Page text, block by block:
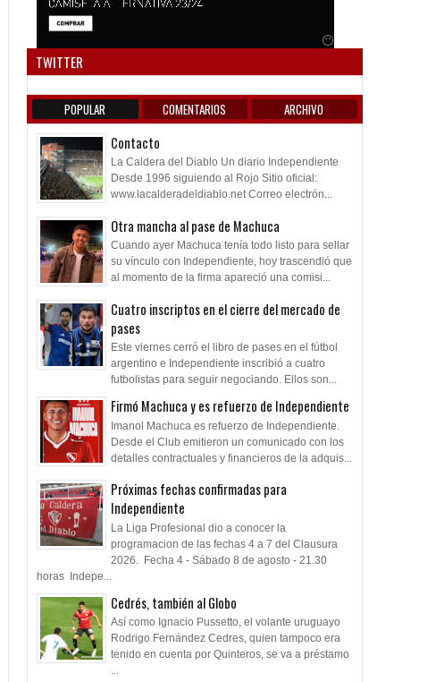
TWITTER
POPULAR COMENTARIOS ARCHIVO
Contacto
La Caldera del Diablo Un diario Independiente
Desde 1996 siguiendo al Rojo Sitio oficial:
www.lacalderadeldiablo.net Correo electrón...
Otra mancha al pase de Machuca
Cuando ayer Machuca tenía todo listo para sellar
su vínculo con Independiente, hoy trascendió que
al momento de la firma apareció una comisi...
Cuatro inscriptos en el cierre del mercado de
pases
Este viernes cerró el libro de pases en el fútbol
argentino e Independiente inscribió a cuatro
futbolistas para seguir negociando. Ellos son...
Firmó Machuca y es refuerzo de Independiente
Imanol Machuca es refuerzo de Independiente.
Desde el Club emitieron un comunicado con los
detalles contractuales y financieros de la adquis...
Próximas fechas confirmadas para
Independiente
La Liga Profesional dio a conocer la
programacion de las fechas 4 a 7 del Clausura
2026. Fecha 4 - Sábado 8 de agosto - 21.30
horas Indepe...
Cedrés, también al Globo
Así como Ignacio Pussetto, el volante uruguayo
Rodrigo Fernández Cedres, quien tampoco era
tenido en cuenta por Quinteros, se va a préstamo
...